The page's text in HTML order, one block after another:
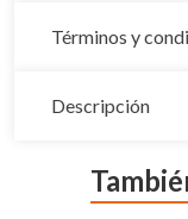
Términos y
Descripción